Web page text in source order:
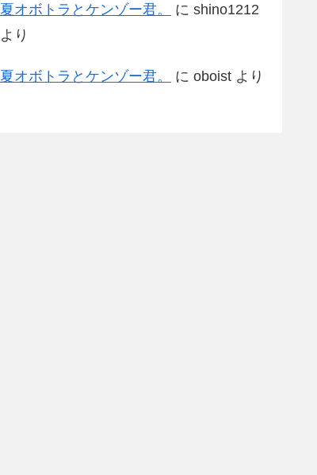
夏オボトラとケンゾー君。 に shino1212
より
夏オボトラとケンゾー君。 に oboist より